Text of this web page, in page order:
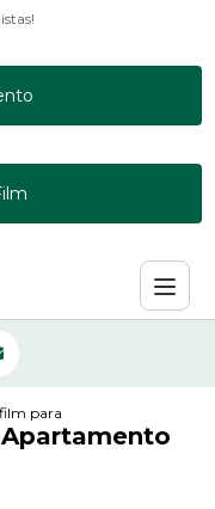
para janela de